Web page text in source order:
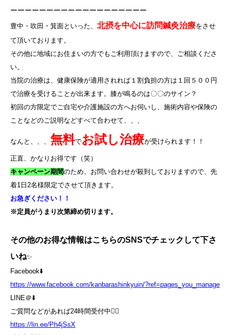
ーーーーーーーーーーーーーーーーーーー
豊中・吹田・箕面といった、 北摂を中心に訪問鍼灸治療をさせ
て頂いております。
その他に地域にお住まいの方でもご利用頂けますので、ご相談くださ
い。
当院の治療は、健康保険が適用されれば１割負担の方は１回５００円
で治療を受けることが出来ます。膝が鳴るのは〇〇のサイン？
初回の方限定でご自宅や介護施設の方へお伺いし、施術内容や保険の
ことなどのご説明などすべて合わせて、、、
なんと、、、 無料でお試し治療が受けられます！！
正直、かなりお得です（笑）
キャンペーン期間のため、お問い合わせが殺到しておりますので、先
着1 日 2名様限定でさせて頂きます。
お急ぎください！！
※定員がうまり次第締め切ります。
その他のお得な情報はこちらのSNSでチェックして下さ
いね✨
Facebook⬇️
https://www.facebook.com/kanbarashinkyuin/?ref=pages_you_manage
LINE＠⬇️
ご質問などがあれば24時間受付中💁‍♀️
https://lin.ee/Ph4jSsX